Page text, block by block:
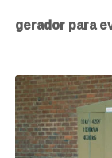
gerador para